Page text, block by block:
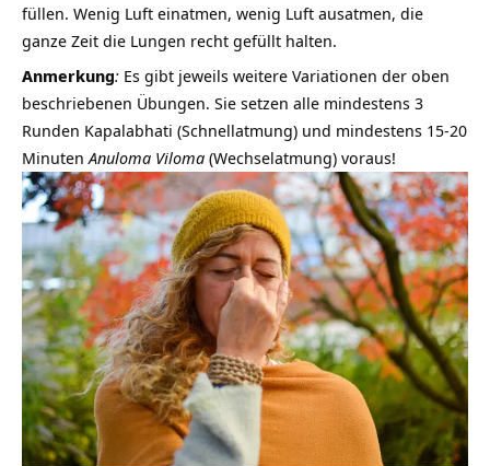
füllen. Wenig Luft einatmen, wenig Luft ausatmen, die
ganze Zeit die Lungen recht gefüllt halten.
Anmerkung: Es gibt jeweils weitere Variationen der oben
beschriebenen Übungen. Sie setzen alle mindestens 3
Runden Kapalabhati (Schnellatmung) und mindestens 15-20
MinutenAnuloma Viloma (Wechselatmung) voraus!